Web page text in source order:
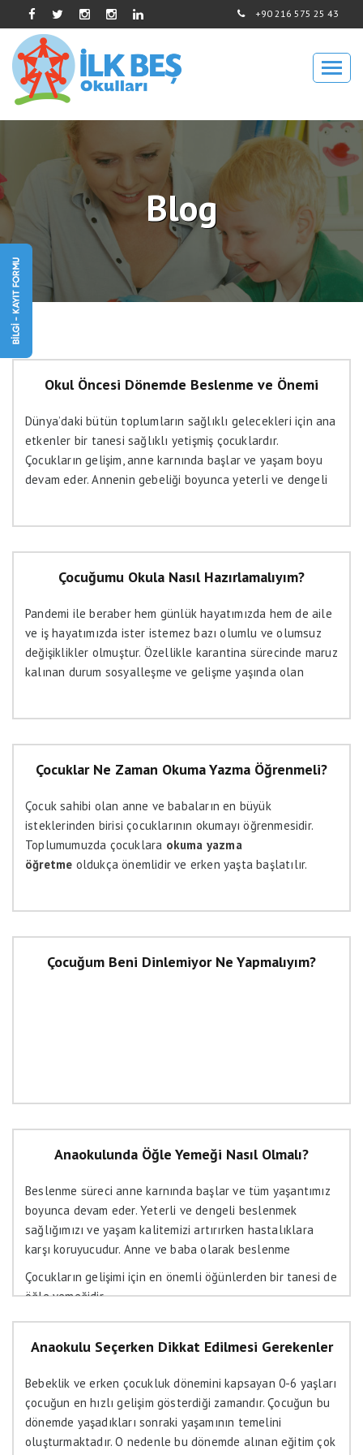
+90 216 575 25 43
Blog
Okul Öncesi Dönemde Beslenme ve Önemi
Dünya’daki bütün toplumların sağlıklı gelecekleri için ana
etkenler bir tanesi sağlıklı yetişmiş çocuklardır.
Çocukların gelişim, anne karnında başlar ve yaşam boyu
devam eder. Annenin gebeliği boyunca yeterli ve dengeli
Çocuğumu Okula Nasıl Hazırlamalıyım?
Pandemi ile beraber hem günlük hayatımızda hem de aile
ve iş hayatımızda ister istemez bazı olumlu ve olumsuz
değişiklikler olmuştur. Özellikle karantina sürecinde maruz
kalınan durum sosyalleşme ve gelişme yaşında olan
zaman paylaşımı açısından oldukça olumlu olsa da aynı
zamanda bir bağlılık mı bağımlılık mı soru işaretlerini
Çocuklar Ne Zaman Okuma Yazma Öğrenmeli?
Çocuk sahibi olan anne ve babaların en büyük
isteklerinden birisi çocuklarının okumayı öğrenmesidir.
Toplumumuzda çocuklara okuma yazma
öğretme oldukça önemlidir ve erken yaşta başlatılır.
Çocuğum Beni Dinlemiyor Ne Yapmalıyım?
Anaokulunda Öğle Yemeği Nasıl Olmalı?
Beslenme süreci anne karnında başlar ve tüm yaşantımız
boyunca devam eder. Yeterli ve dengeli beslenmek
sağlığımızı ve yaşam kalitemizi artırırken hastalıklara
karşı koruyucudur. Anne ve baba olarak beslenme
Çocukların gelişimi için en önemli öğünlerden bir tanesi de
öğle yemeğidir.
Anaokulu Seçerken Dikkat Edilmesi Gerekenler
Bebeklik ve erken çocukluk dönemini kapsayan 0-6 yaşları
çocuğun en hızlı gelişim gösterdiği zamandır. Çocuğun bu
dönemde yaşadıkları sonraki yaşamının temelini
oluşturmaktadır. O nedenle bu dönemde alınan eğitim çok